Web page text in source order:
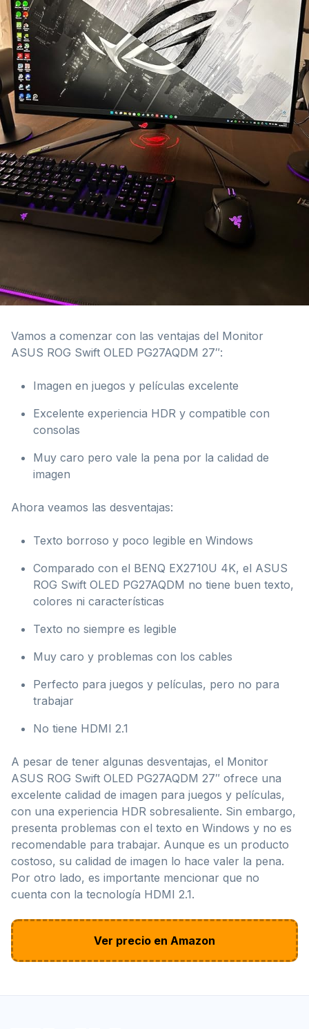
Vamos a comenzar con las ventajas del Monitor
ASUS ROG Swift OLED PG27AQDM 27″:
Imagen en juegos y películas excelente
Excelente experiencia HDR y compatible con
consolas
Muy caro pero vale la pena por la calidad de
imagen
Ahora veamos las desventajas:
Texto borroso y poco legible en Windows
Comparado con el BENQ EX2710U 4K, el ASUS
ROG Swift OLED PG27AQDM no tiene buen texto,
colores ni características
Texto no siempre es legible
Muy caro y problemas con los cables
Perfecto para juegos y películas, pero no para
trabajar
No tiene HDMI 2.1
A pesar de tener algunas desventajas, el Monitor
ASUS ROG Swift OLED PG27AQDM 27″ ofrece una
excelente calidad de imagen para juegos y películas,
con una experiencia HDR sobresaliente. Sin embargo,
presenta problemas con el texto en Windows y no es
recomendable para trabajar. Aunque es un producto
costoso, su calidad de imagen lo hace valer la pena.
Por otro lado, es importante mencionar que no
cuenta con la tecnología HDMI 2.1.
Ver precio en Amazon